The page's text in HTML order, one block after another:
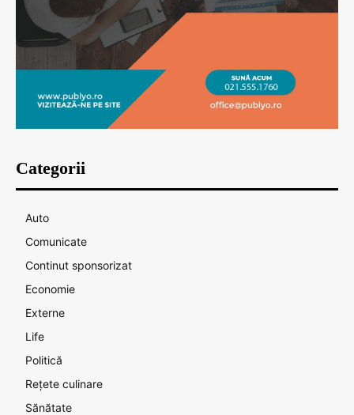
Categorii
Auto
Comunicate
Continut sponsorizat
Economie
Externe
Life
Politică
Rețete culinare
Sănătate